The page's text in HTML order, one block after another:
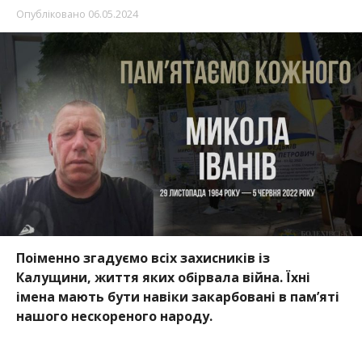
Опубліковано 06.05.2024
Поіменно згадуємо всіх захисників із
Калущини, життя яких обірвала війна. Їхні
імена мають бути навіки закарбовані в пам’яті
нашого нескореного народу.